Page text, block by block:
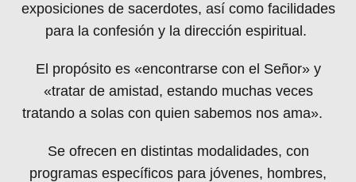
exposiciones de sacerdotes, así como facilidades
para la confesión y la dirección espiritual.
El propósito es «encontrarse con el Señor» y
«tratar de amistad, estando muchas veces
tratando a solas con quien sabemos nos ama».
Se ofrecen en distintas modalidades, con
programas específicos para jóvenes, hombres,